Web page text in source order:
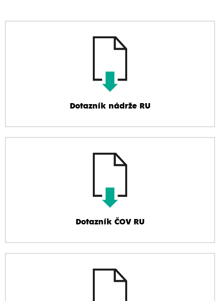
Dotazník nádrže RU
Dotazník ČOV RU